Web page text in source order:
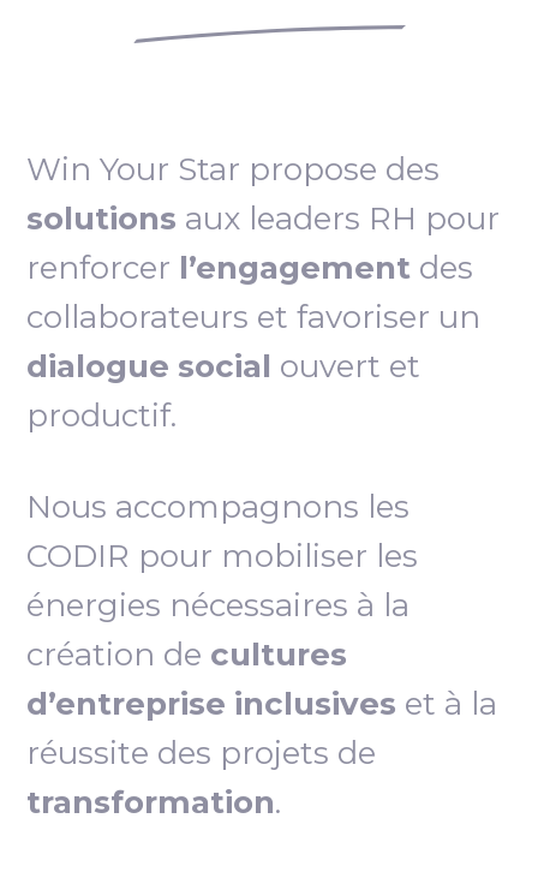
Win Your Star propose des
solutions aux leaders RH pour
renforcer l’engagement des
collaborateurs et favoriser un
dialogue social ouvert et
productif.
Nous accompagnons les
CODIR pour mobiliser les
énergies nécessaires à la
création de cultures
d’entreprise inclusives et à la
réussite des projets de
transformation.